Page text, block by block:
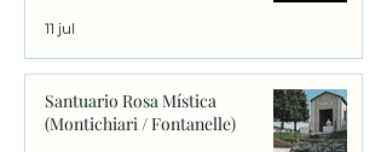
11 jul
Santuario Rosa Mística
(Montichiari / Fontanelle)